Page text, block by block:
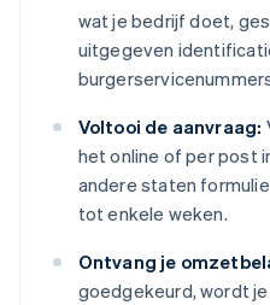
wat je bedrijf doet,
uitgegeven
Voltooi de aanvraag:
het online of per post
andere staten
tot enkele weken.
Ontvang je
goedgekeurd, wordt